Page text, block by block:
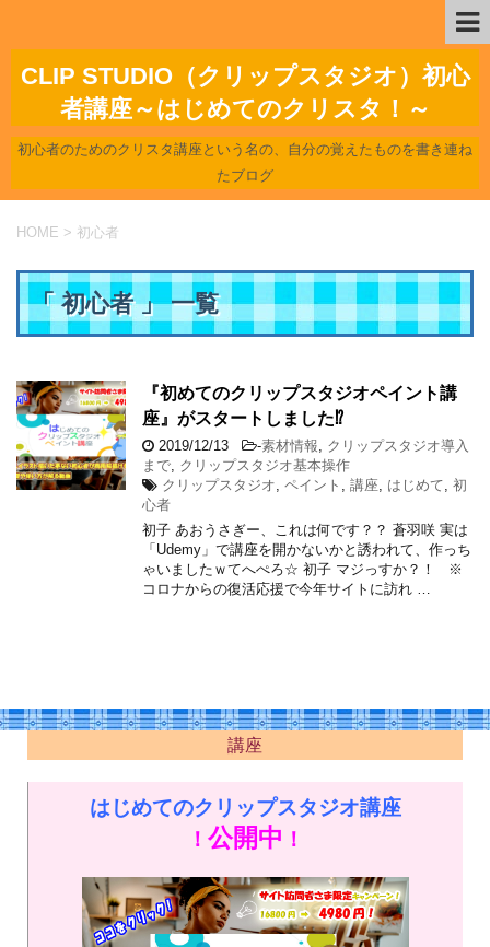
CLIP STUDIO（クリップスタジオ）初心
者講座～はじめてのクリスタ！～
初心者のためのクリスタ講座という名の、自分の覚えたものを書き連ね
たブログ
HOME > 初心者
「 初心者 」 一覧
『初めてのクリップスタジオペイント講
座』がスタートしました⁉
2019/12/13 -素材情報
クリップスタジオ導入
まで クリップスタジオ基本操作
クリップスタジオ ペイント 講座 はじめて 初
心者
初子 あおうさぎー、これは何です？？ 蒼羽咲 実は
「Udemy」で講座を開かないかと誘われて、作っち
ゃいましたｗてへぺろ☆ 初子 マジっすか？！ ※
コロナからの復活応援で今年サイトに訪れ …
講座
はじめてのクリップスタジオ講座
！ 公開中 ！